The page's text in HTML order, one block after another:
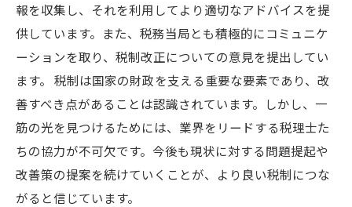
報を収集し、それを利用してより適切なアドバイスを提
供しています。また、税務当局とも積極的にコミュニケ
ーションを取り、税制改正についての意見を提出してい
ます。 税制は国家の財政を支える重要な要素であり、改
善すべき点があることは認識されています。しかし、一
筋の光を見つけるためには、業界をリードする税理士た
ちの協力が不可欠です。今後も現状に対する問題提起や
改善策の提案を続けていくことが、より良い税制につな
がると信じています。